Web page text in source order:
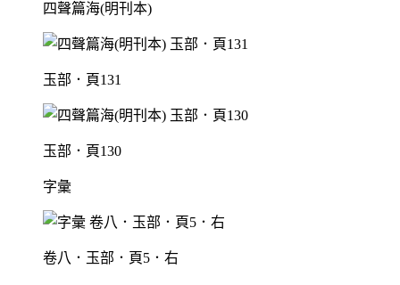
四聲篇海(明刊本)
玉部．頁131
玉部．頁130
字彙
卷八．玉部．頁5．右